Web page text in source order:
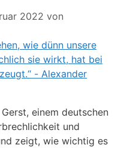
2022 von
einem deutschen
und
zeigt, wie wichtig es